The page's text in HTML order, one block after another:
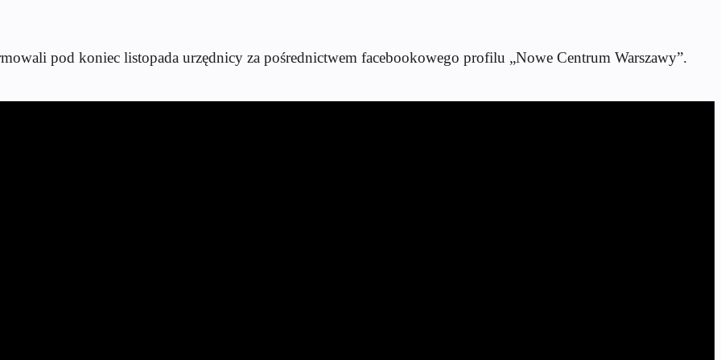
pod koniec listopada urzędnicy za pośrednictwem facebookowego profilu „Nowe Centrum Warszawy”.